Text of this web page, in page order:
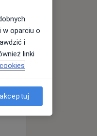
Wt,
11 Sie
w oparciu o
i
linki